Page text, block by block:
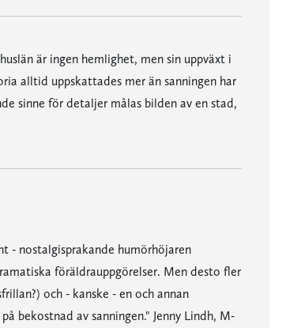
är ingen hemlighet, men sin uppväxt i
alltid uppskattades mer än sanningen har
sinne för detaljer målas bilden av en stad,
- nostalgisprakande humörhöjaren
föräldrauppgörelser. Men desto fler
och - kanske - en och annan
bekostnad av sanningen." Jenny Lindh, M-